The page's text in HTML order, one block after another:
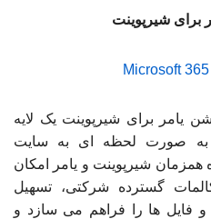
برای شیرپوینت
یامر برای شیرپوینت یک لایه
به صورت لحظه ای به سایت
همزمان شیرپوینت و یامر امکان
گسترده شرکتی، تسهیل
فایل ها را فراهم می سازد و